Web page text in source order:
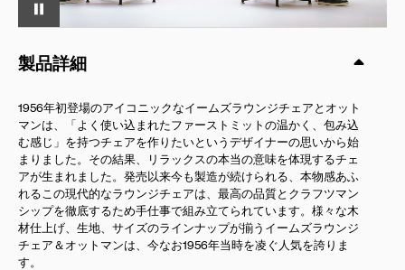
製品詳細
1956年初登場のアイコニックなイームズラウンジチェアとオット
マンは、「よく使い込まれたファーストミットの温かく、包み込
む感じ」を持つチェアを作りたいというデザイナーの思いから始
まりました。その結果、リラックスの本当の意味を体現するチェ
アが生まれました。発売以来今も製造が続けられる、本物感あふ
れるこの現代的なラウンジチェアは、最高の品質とクラフツマン
シップを徹底するため手仕事で組み立てられています。様々な木
材仕上げ、生地、サイズのラインナップが揃うイームズラウンジ
チェア＆オットマンは、今なお1956年当時を凌ぐ人気を誇りま
す。